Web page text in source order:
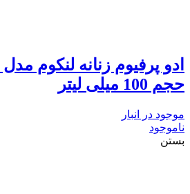
حجم 100 میلی لیتر
موجود در انبار
ناموجود
بستن